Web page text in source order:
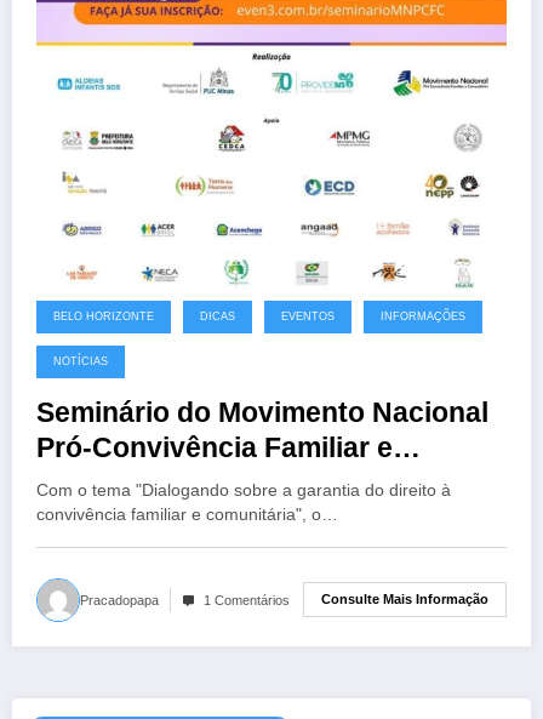
BELO HORIZONTE DICAS EVENTOS INFORMAÇÕES
NOTÍCIAS
Seminário do Movimento Nacional
Pró-Convivência Familiar e
Comunitária 2022
Com o tema "Dialogando sobre a garantia do direito à
convivência familiar e comunitária", o…
Pracadopapa 1 Comentários Consulte Mais Informação